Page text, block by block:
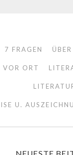
7 FRAGEN
VOR ORT
U.